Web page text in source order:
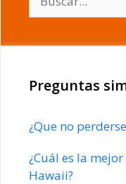
Preguntas
¿Que no
¿Cuál es la
Hawaii?